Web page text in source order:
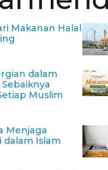
Makanan Halal
dalam
Muslim
Menjaga
dalam Islam